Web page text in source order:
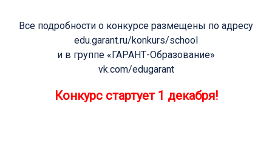
Все подробности о конкурсе размещены по адресу
edu.garant.ru/konkurs/school
и в группе «ГАРАНТ-Образование»
vk.com/edugarant
Конкурс стартует 1 декабря!